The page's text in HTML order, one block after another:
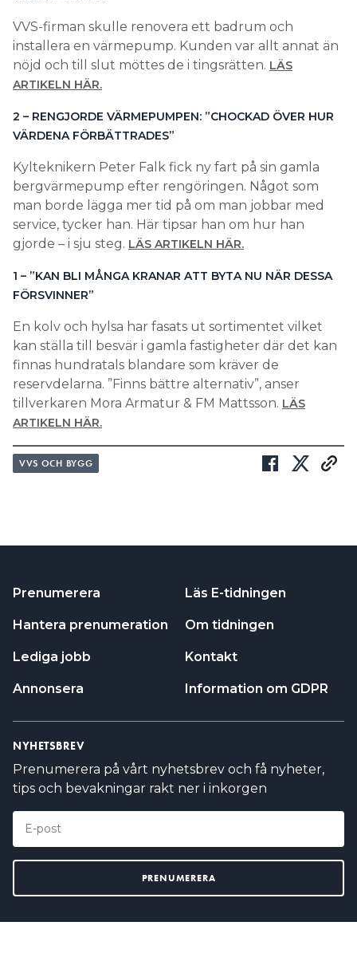
VVS-firman skulle renovera ett badrum och
installera en värmepump. Kunden var allt annat än
nöjd och till slut möttes de i tingsrätten. LÄS
ARTIKELN HÄR.
2 – RENGJORDE VÄRMEPUMPEN: ”CHOCKAD ÖVER HUR
VÄRDENA FÖRBÄTTRADES”
Kylteknikern Peter Falk fick ny fart på sin gamla
bergvärmepump efter rengöringen. Något som
man borde lägga mer tid på om man jobbar med
service, tycker han. Här tipsar han om hur han
gjorde – i sju steg. LÄS ARTIKELN HÄR.
1 – ”KAN BLI MÅNGA KRANAR ATT BYTA NU NÄR DESSA
FÖRSVINNER”
En kolv och hylsa har fasats ut sortimentet vilket
kan ställa till besvär i gamla fastigheter där det kan
finnas hundratals blandare som kräver de
reservdelarna. ”Finns bättre alternativ”, anser
tillverkaren Mora Armatur & FM Mattsson. LÄS
ARTIKELN HÄR.
VVS OCH BYGG
Prenumerera
Hantera prenumeration
Lediga jobb
Annonsera
Läs E-tidningen
Om tidningen
Kontakt
Information om GDPR
NYHETSBREV
Prenumerera på vårt nyhetsbrev och få nyheter,
tips och bevakningar rakt ner i inkorgen